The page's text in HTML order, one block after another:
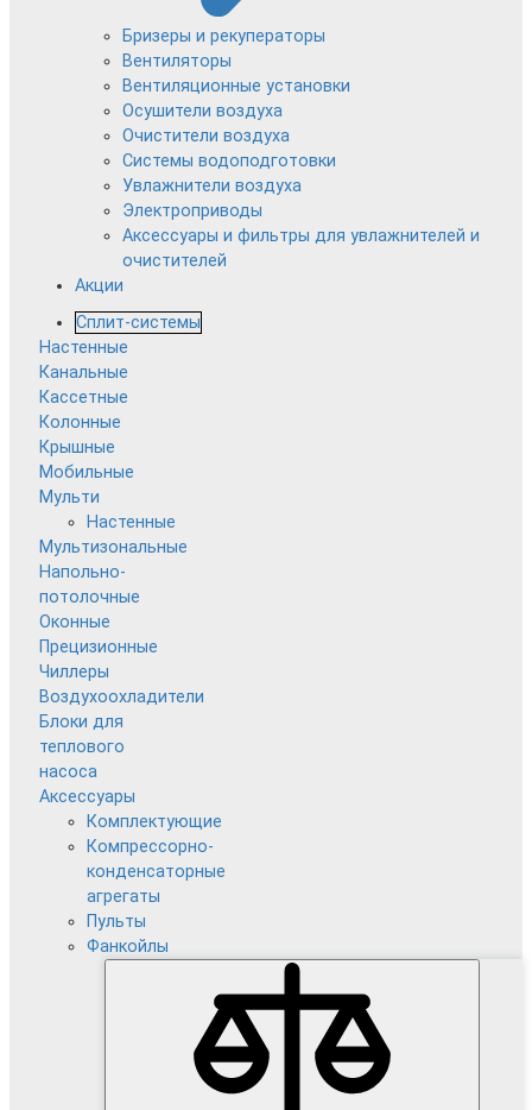
Бризеры и рекуператоры
Вентиляторы
Вентиляционные установки
Осушители воздуха
Очистители воздуха
Системы водоподготовки
Увлажнители воздуха
Электроприводы
Аксессуары и фильтры для увлажнителей и
очистителей
Акции
Сплит-системы
Настенные
Канальные
Кассетные
Колонные
Крышные
Мобильные
Мульти
Настенные
Мультизональные
Напольно-
потолочные
Оконные
Прецизионные
Чиллеры
Воздухоохладители
Блоки для
теплового
насоса
Аксессуары
Комплектующие
Компрессорно-
конденсаторные
агрегаты
Пульты
Фанкойлы